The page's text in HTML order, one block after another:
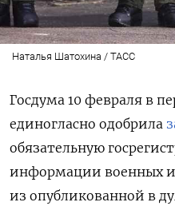
Наталья Шатохина / ТАСС
Госдума 10 февраля в
единогласно одобрила
обязательную
информации военных и
из опубликованной в